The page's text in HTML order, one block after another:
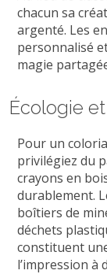
chacun sa
argenté. Les
personnalisé
magie
Écologie
Pour un
privilégiez du
crayons en
durablement.
boîtiers de
déchets
constituent
l’impression à